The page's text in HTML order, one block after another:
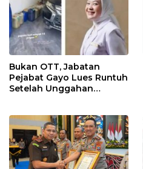
Bukan OTT, Jabatan
Pejabat Gayo Lues Runtuh
Setelah Unggahan